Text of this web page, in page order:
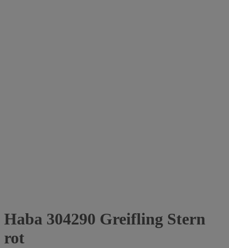
Haba 304290 Greifling Stern
rot